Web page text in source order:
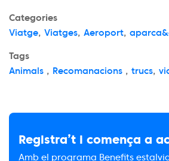
Categories
Viatge, Viatges, Aeroport,
Tags
Animals , Recomanacions , trucs,
Registra’t i comença a
Amb el programa Benefits